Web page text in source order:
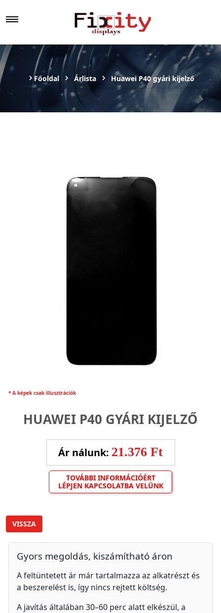
Főoldal Árlista Huawei P40 gyári kijelző
* A képek csak illusztrációk
HUAWEI P40 GYÁRI KIJELZŐ
Ár nálunk: 21.376 Ft
TOVÁBBI INFORMÁCIÓÉRT
LÉPJEN KAPCSOLATBA VELÜNK
VISSZA
Gyors megoldás, kiszámítható áron
A feltüntetett ár már tartalmazza az alkatrészt és
a beszerelést is, így nincs rejtett költség.
A javítás általában 30–60 perc alatt elkészül, a